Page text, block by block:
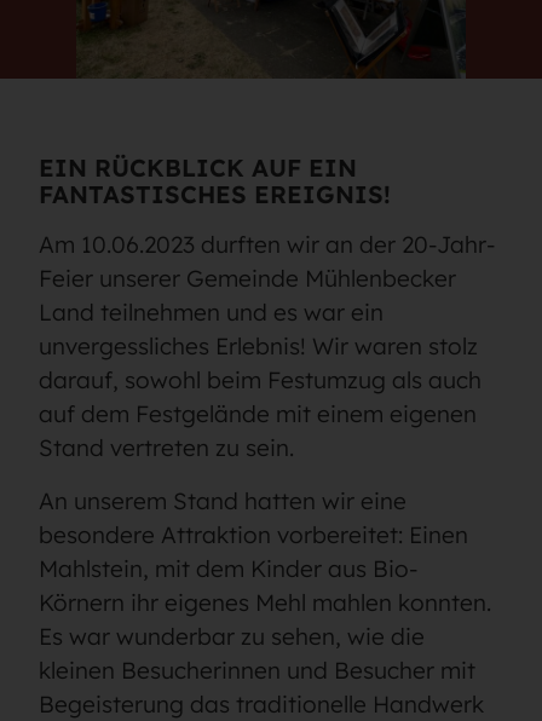
EIN RÜCKBLICK AUF EIN
FANTASTISCHES EREIGNIS!
Am 10.06.2023 durften wir an der 20-Jahr-
Feier unserer Gemeinde Mühlenbecker
Land teilnehmen und es war ein
unvergessliches Erlebnis! Wir waren stolz
darauf, sowohl beim Festumzug als auch
auf dem Festgelände mit einem eigenen
Stand vertreten zu sein.
An unserem Stand hatten wir eine
besondere Attraktion vorbereitet: Einen
Mahlstein, mit dem Kinder aus Bio-
Körnern ihr eigenes Mehl mahlen konnten.
Es war wunderbar zu sehen, wie die
kleinen Besucherinnen und Besucher mit
Begeisterung das traditionelle Handwerk